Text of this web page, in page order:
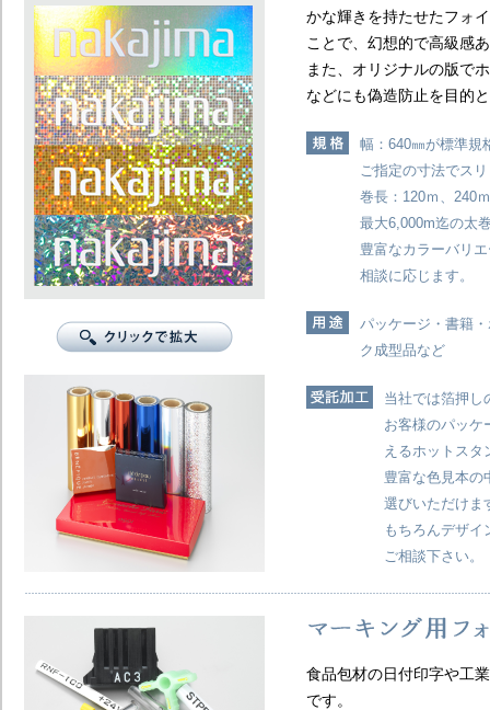
かな輝きを持たせたフォ
ことで、幻想的で高級感
また、オリジナルの版で
などにも偽造防止を目的
幅：640㎜が標準規
ご指定の寸法でス
巻長：120ｍ、240
最大6,000m迄の太
豊富なカラーバリ
相談に応じます。
パッケージ・書籍
ク成型品など
当社では箔押し
お客様のパッケ
えるホットスタ
豊富な色見本の
選びいただけま
もちろんデザイ
ご相談下さい。
食品包材の日付印字や工
です。